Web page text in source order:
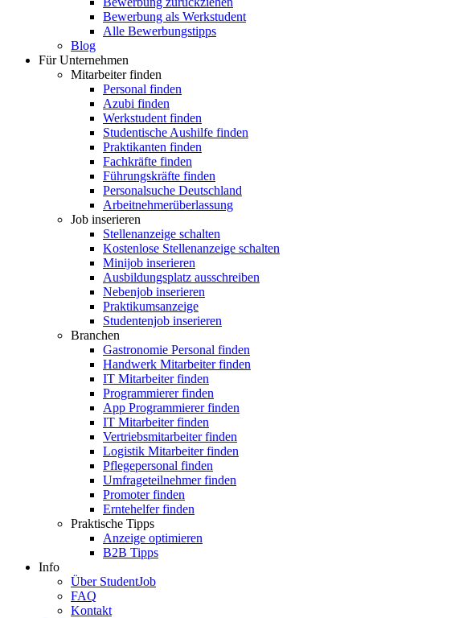
Bewerbung als Werkstudent
Alle Bewerbungstipps
Blog
Für Unternehmen
Mitarbeiter finden
Personal finden
Azubi finden
Werkstudent finden
Studentische Aushilfe finden
Praktikanten finden
Fachkräfte finden
Führungskräfte finden
Personalsuche Deutschland
Arbeitnehmerüberlassung
Job inserieren
Stellenanzeige schalten
Kostenlose Stellenanzeige schalten
Minijob inserieren
Ausbildungsplatz ausschreiben
Nebenjob inserieren
Praktikumsanzeige
Studentenjob inserieren
Branchen
Gastronomie Personal finden
Handwerk Mitarbeiter finden
IT Mitarbeiter finden
Programmierer finden
App Programmierer finden
IT Mitarbeiter finden
Vertriebsmitarbeiter finden
Logistik Mitarbeiter finden
Pflegepersonal finden
Umfrageteilnehmer finden
Promoter finden
Erntehelfer finden
Praktische Tipps
Anzeige optimieren
B2B Tipps
Info
Über StudentJob
FAQ
Kontakt